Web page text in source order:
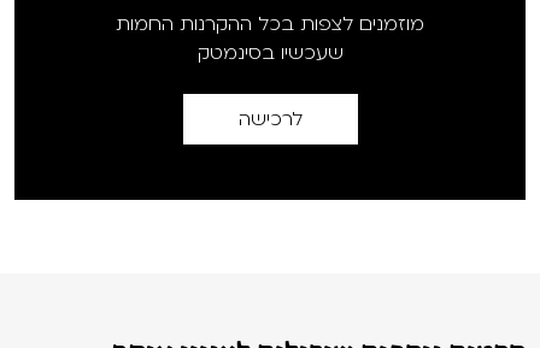
מוזמנים לצפות בכל ההקרנות החמות
שעכשיו בסינמטק
לרכישה